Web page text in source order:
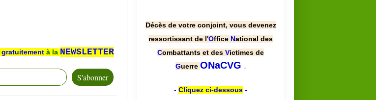
gratuitement à la NEWSLETTER
Décès de votre conjoint, vous devenez
ressortissant de l'Office National des
Combattants et des Victimes de
Guerre ONaCVG .
- Cliquez ci-dessous -